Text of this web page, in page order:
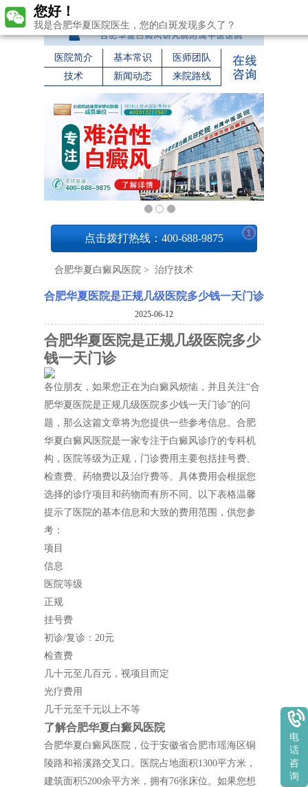
医院简介 基本常识
医师团队
技术
新闻动态 来院路线
点击拨打热线：400-688-9875 1
合肥华夏白癜风医院 > 治疗技术
合肥华夏医院是正规几级医院多少钱一天门诊
2025-06-12
合肥华夏医院是正规几级医院多少
钱一天门诊
各位朋友，如果您正在为白癜风烦恼，并且关注“合
肥华夏医院是正规几级医院多少钱一天门诊”的问
题，那么这篇文章将为您提供一些参考信息。合肥
华夏白癜风医院是一家专注于白癜风诊疗的专科机
构，医院等级为正规，门诊费用主要包括挂号费、
检查费、药物费以及治疗费等。具体费用会根据您
选择的诊疗项目和药物而有所不同。以下表格温馨
提示了医院的基本信息和大致的费用范围，供您参
考：
项目
信息
医院等级
正规
挂号费
初诊/复诊：20元
检查费
几十元至几百元，视项目而定
光疗费用
几千元至千元以上不等
了解合肥华夏白癜风医院
合肥华夏白癜风医院，位于安徽省合肥市瑶海区铜
陵路和裕溪路交叉口。医院占地面积1300平方米，
建筑面积5200余平方米，拥有76张床位。如果您想
您好！
我是合肥华夏医院医生，您的白斑发现多久了？
电
话
咨
询